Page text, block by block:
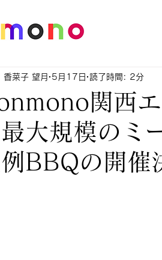
関西
大規模のミ
BBQの開催
香菜子 望月 5月17日 読了時間: 2分